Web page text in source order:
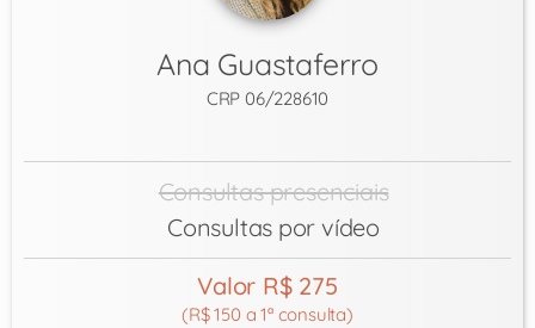
Ana Guastaferro
CRP 06/228610
Consultas presenciais
Consultas por vídeo
Valor R$ 275
(R$ 150 a 1ª consulta)